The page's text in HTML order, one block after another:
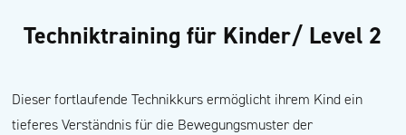
Techniktraining für Kinder/ Level 2
Dieser fortlaufende Technikkurs ermöglicht ihrem Kind ein
tieferes Verständnis für die Bewegungsmuster der